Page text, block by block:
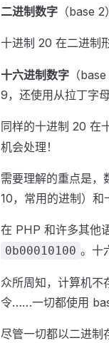
二进制数字 （base
十进制 20 在二进制
十六进制数字 （
9，还使用从拉丁字
同样的十进制 20 在
机会处理！
需要理解的重点是
10，常用的进制）和
在 PHP 和许多其他
0b00010100 。十
众所周知，计算机不
令……一切都使用
尽管一切都以二进制